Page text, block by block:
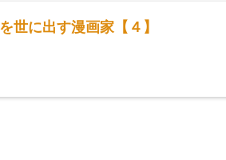
世に出す漫画家【４】